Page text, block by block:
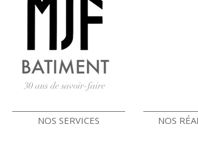
30 ans de savoir-faire
NOS SERVICES NOS